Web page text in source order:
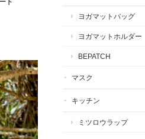
ヨガマットバッグ
ヨガマットホルダー
BEPATCH
マスク
キッチン
ミツロウラップ